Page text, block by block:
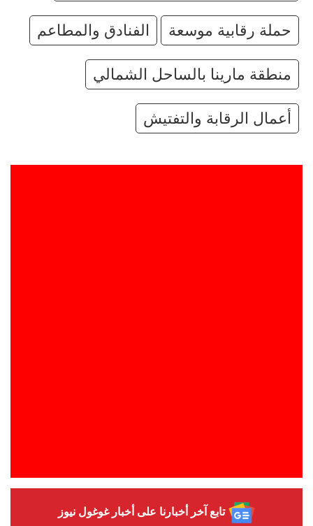
حملة رقابية موسعة الفنادق والمطاعم
منطقة مارينا بالساحل الشمالي
أعمال الرقابة والتفتيش
تابع آخر أخبارنا على أخبار غوغول نيوز